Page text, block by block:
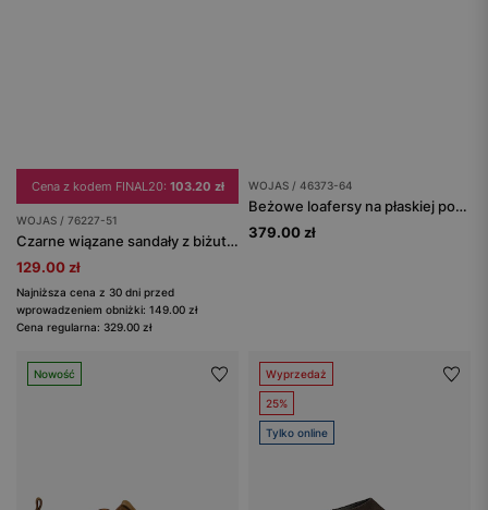
Cena z kodem FINAL20: 103.20 zł
WOJAS / 76227-51
Czarne wiązane sandały z biżuteryjną ozdobą
129.00 zł
Najniższa cena z 30 dni przed
wprowadzeniem obniżki: 149.00 zł
Cena regularna: 329.00 zł
WOJAS / 46373-64
Beżowe loafersy na płaskiej podeszwie
379.00 zł
Nowość Wyprzedaż
25%
Tylko online